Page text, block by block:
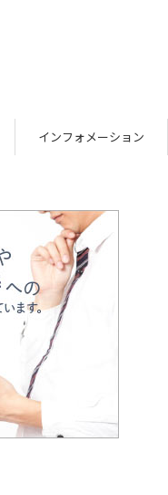
インフォメーション